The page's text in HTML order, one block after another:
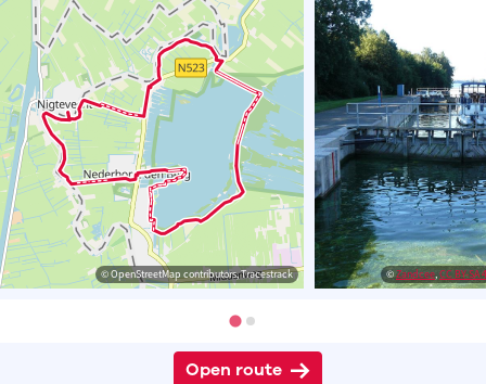
© OpenStreetMap contributors, Tracestrack ©Zandcee,CC BY-SA
Open route